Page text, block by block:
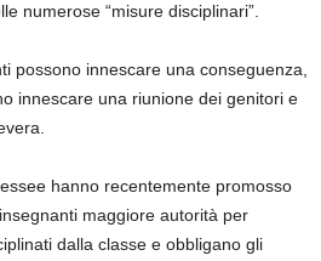
numerose “misure disciplinari”.
possono innescare una conseguenza,
innescare una riunione dei genitori e
hanno recentemente promosso
maggiore autorità per
dalla classe e obbligano gli